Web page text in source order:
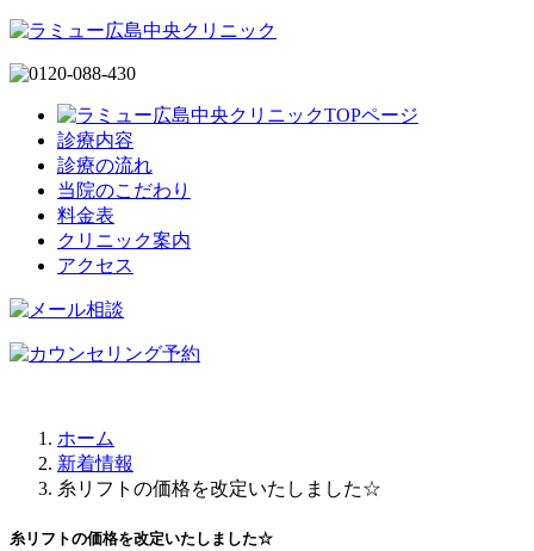
診療内容
診療の流れ
当院のこだわり
料金表
クリニック案内
アクセス
ホーム
新着情報
糸リフトの価格を改定いたしました☆
糸リフトの価格を改定いたしました☆